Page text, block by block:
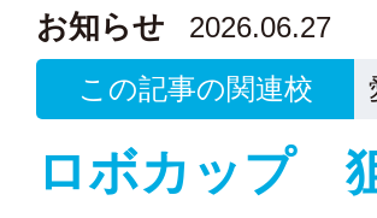
お知らせ
2026.06.27
この記事の関連校
ロボカップ